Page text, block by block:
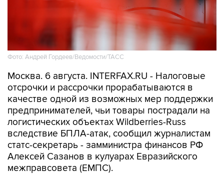
Фото: Андрей Гордеев/Ведомости/ТАСС
Москва. 6 августа. INTERFAX.RU - Налоговые
качестве одной из возможных мер поддержки
предпринимателей, чьи товары пострадали на
логистических объектах Wildberries-Russ
вследствие БПЛА-атак, сообщил журналистам
статс-секретарь - замминистра финансов РФ
Алексей Сазанов в кулуарах Евразийского
межправсовета (ЕМПС).
"Сейчас этот вопрос(поддержка пострадавших